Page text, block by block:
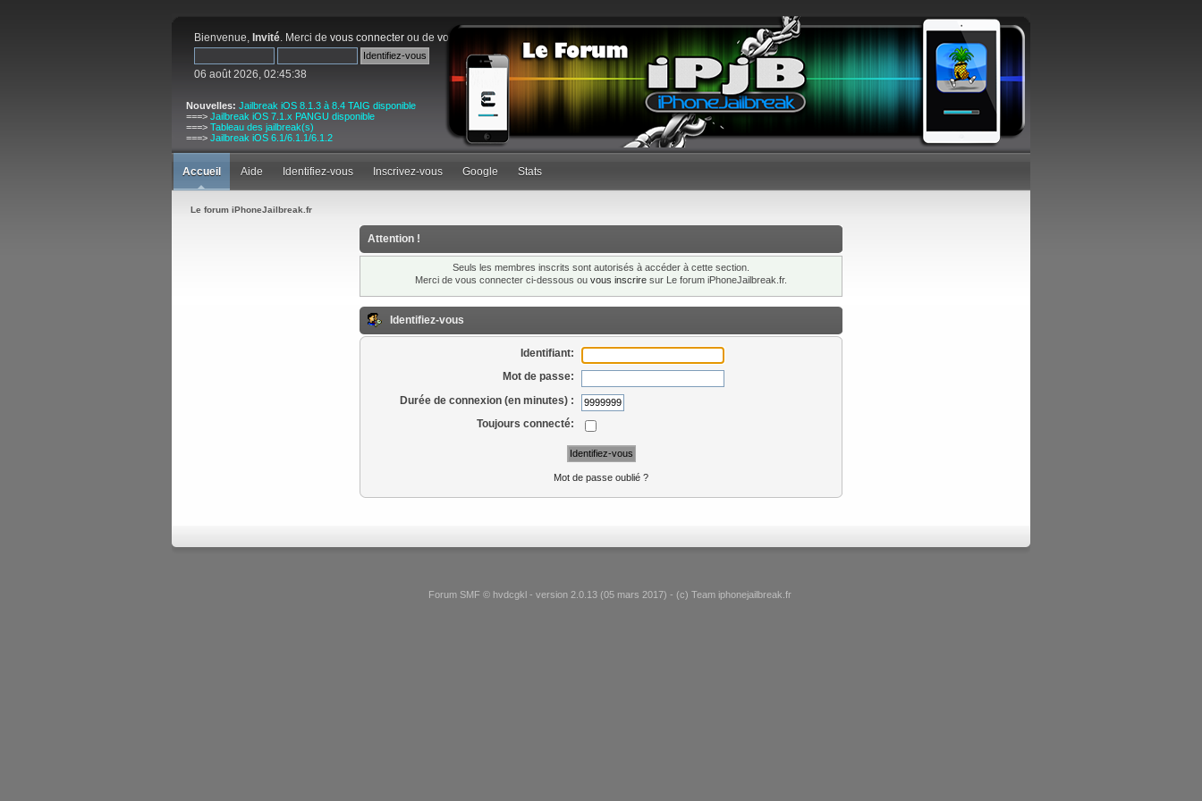
Bienvenue, Invité. Merci de vous connecter ou de vous inscrire
06 août 2026, 02:45:38
Nouvelles: Jailbreak iOS 8.1.3 à 8.4 TAIG disponible
===> Jailbreak iOS 7.1.x PANGU disponible
===> Tableau des jailbreak(s)
===> Jailbreak iOS 6.1/6.1.1/6.1.2
Accueil Aide Identifiez-vous Inscrivez-vous Google Stats
Le forum iPhoneJailbreak.fr
Attention !
Seuls les membres inscrits sont autorisés à accéder à cette section.
Merci de vous connecter ci-dessous ou vous inscrire sur Le forum iPhoneJailbreak.fr.
Identifiez-vous
Identifiant:
Mot de passe:
Durée de connexion (en minutes) :
Toujours connecté:
Mot de passe oublié ?
Forum SMF © hvdcgkl - version 2.0.13 (05 mars 2017) - (c) Team iphonejailbreak.fr